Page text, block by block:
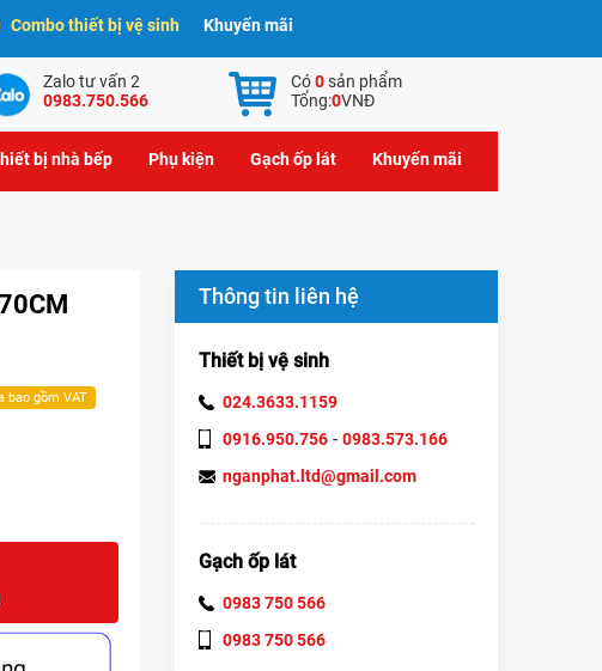
Combo thiết bị vệ sinh Khuyến mãi
Zalo tư vấn 2
0983.750.566
Có0sản phẩm
Tổng:0VNĐ
bị nhà bếp Phụ kiện Gạch ốp lát Khuyến mãi
bao gồm VAT
Thông tin liên hệ
Thiết bị vệ sinh
024.3633.1159
0916.950.756 - 0983.573.166
nganphat.ltd@gmail.com
Gạch ốp lát
0983 750 566
0983 750 566